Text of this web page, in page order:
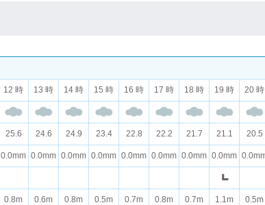
12 時 13 時 14 時 15 時 16 時 17 時 18 時 19 時 20 時
25.6 24.6 24.9 23.4 22.8 22.2 21.7 21.1 20.5
0.0mm 0.0mm 0.0mm 0.0mm 0.0mm 0.0mm 0.0mm 0.0mm
0.8m 0.6m 0.8m 0.5m 0.7m 0.8m 0.7m 1.1m 0.5m